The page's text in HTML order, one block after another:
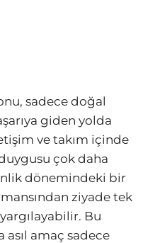
sadece doğal
giden yolda
ve takım içinde
çok daha
dönemindeki bir
ziyade tek
Bu
amaç sadece